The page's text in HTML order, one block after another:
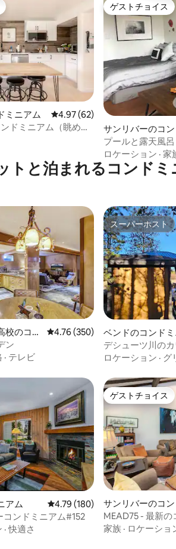
の平均評価
イスです。
ミニアム レビュー62件、5つ星中4.97つ
4.97 (62)
ドミニアム（眺め＋
ゲストチョイス
ゲストチョイス
サンリバーのコ
プールと露天風
晴らしいコンドミ
ロケーション · 家
トと泊まれるコンドミ
の平均評価
校のコン
レビュー350件、5つ星中4.76つ
4.76 (350)
ン
· テレビ
スーパーホスト
スーパーホスト
ベンドのコンド
デシューツ川の
ャグジー付き）
ロケーション · グ
の平均評価
アム レビュー180件、5つ星中4.79つ
4.79 (180)
ンドミニアム#152
·快適さ
ゲストチョイス
ゲストチョイス
サンリバーのコ
MEAD75 - 最新の
ン、自転車、犬同
家族 · ロケーショ